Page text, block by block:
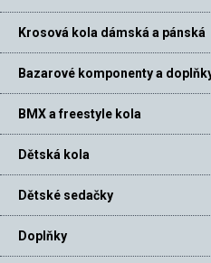
Krosová kola dámská a pánská
Bazarové komponenty a
BMX a freestyle kola
Dětská kola
Dětské sedačky
Doplňky